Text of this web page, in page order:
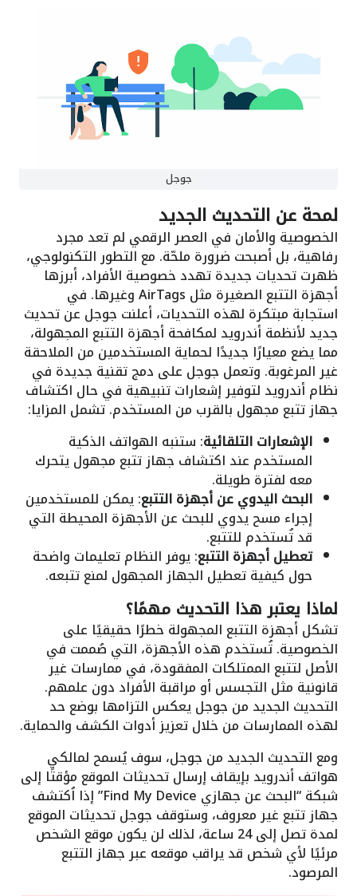
جوجل
لمحة عن التحديث الجديد
الخصوصية والأمان في العصر الرقمي لم تعد مجرد
رفاهية، بل أصبحت ضرورة ملحّة. مع التطور التكنولوجي،
ظهرت تحديات جديدة تهدد خصوصية الأفراد، أبرزها
أجهزة التتبع الصغيرة مثل AirTags وغيرها. في
استجابة مبتكرة لهذه التحديات، أعلنت جوجل عن تحديث
جديد لأنظمة أندرويد لمكافحة أجهزة التتبع المجهولة،
مما يضع معيارًا جديدًا لحماية المستخدمين من الملاحقة
غير المرغوبة. وتعمل جوجل على دمج تقنية جديدة في
نظام أندرويد لتوفير إشعارات تنبيهية في حال اكتشاف
جهاز تتبع مجهول بالقرب من المستخدم. تشمل المزايا:
الإشعارات التلقائية: ستنبه الهواتف الذكية
المستخدم عند اكتشاف جهاز تتبع مجهول يتحرك
معه لفترة طويلة.
البحث اليدوي عن أجهزة التتبع: يمكن للمستخدمين
إجراء مسح يدوي للبحث عن الأجهزة المحيطة التي
قد تُستخدم للتتبع.
تعطيل أجهزة التتبع: يوفر النظام تعليمات واضحة
حول كيفية تعطيل الجهاز المجهول لمنع تتبعه.
لماذا يعتبر هذا التحديث مهمًا؟
تشكل أجهزة التتبع المجهولة خطرًا حقيقيًا على
الخصوصية. تُستخدم هذه الأجهزة، التي صُممت في
الأصل لتتبع الممتلكات المفقودة، في ممارسات غير
قانونية مثل التجسس أو مراقبة الأفراد دون علمهم.
التحديث الجديد من جوجل يعكس التزامها بوضع حد
لهذه الممارسات من خلال تعزيز أدوات الكشف والحماية.
ومع التحديث الجديد من جوجل، سوف يُسمح لمالكي
هواتف أندرويد بإيقاف إرسال تحديثات الموقع مؤقتًا إلى
شبكة “البحث عن جهازي Find My Device” إذا اُكتشف
جهاز تتبع غير معروف، وستوقف جوجل تحديثات الموقع
لمدة تصل إلى 24 ساعة، لذلك لن يكون موقع الشخص
مرئيًا لأي شخص قد يراقب موقعه عبر جهاز التتبع
المرصود.